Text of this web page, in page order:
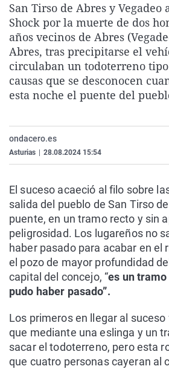
El tiempo
Más noticias
San Tirso de Abres y Vegadeo
Shock por la muerte de dos
años vecinos de Abres
Abres, tras precipitarse el
circulaban un todoterreno
causas que se desconocen
esta noche el puente del
ondacero.es
Asturias 28.08.2024 15:54
El suceso acaeció al filo sobre
salida del pueblo de San Tirso
puente, en un tramo recto y sin
peligrosidad. Los lugareños no
haber pasado para acabar en el
el pozo de mayor profundidad
capital del concejo, “es un
pudo haber pasado”.
Los primeros en llegar al
que mediante una eslinga y un
sacar el todoterreno, pero esta
que cuatro personas cayeran al